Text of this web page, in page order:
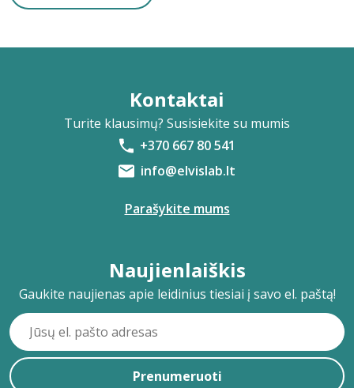
Kontaktai
Turite klausimų? Susisiekite su mumis
+370 667 80 541
info@elvislab.lt
Parašykite mums
Naujienlaiškis
Gaukite naujienas apie leidinius tiesiai į savo el. paštą!
Prenumeruoti